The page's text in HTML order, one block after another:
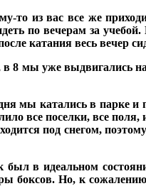
то из вас все же
по вечерам за
катания весь вечер
8 мы уже выдвигались
мы катались в парке и
все поселки, все
под снегом,
в идеальном
боксов. Но, к